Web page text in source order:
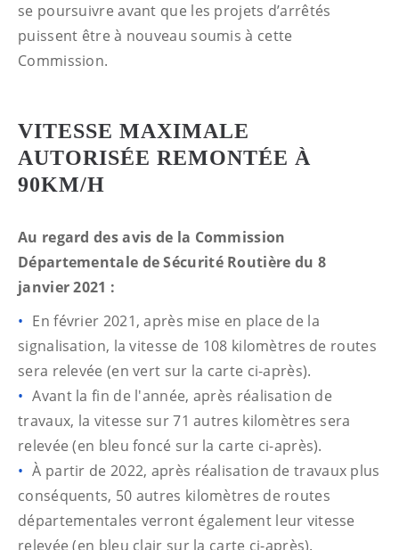
se poursuivre avant que les projets d’arrêtés
puissent être à nouveau soumis à cette
Commission.
VITESSE MAXIMALE
AUTORISÉE REMONTÉE À
90KM/H
Au regard des avis de la Commission
Départementale de Sécurité Routière du 8
janvier 2021 :
En février 2021, après mise en place de la
signalisation, la vitesse de 108 kilomètres de routes
sera relevée (en vert sur la carte ci-après).
Avant la fin de l'année, après réalisation de
travaux, la vitesse sur 71 autres kilomètres sera
relevée (en bleu foncé sur la carte ci-après).
À partir de 2022, après réalisation de travaux plus
conséquents, 50 autres kilomètres de routes
départementales verront également leur vitesse
relevée (en bleu clair sur la carte ci-après).